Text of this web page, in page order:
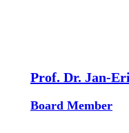
Prof. Dr. Jan-
Board Member